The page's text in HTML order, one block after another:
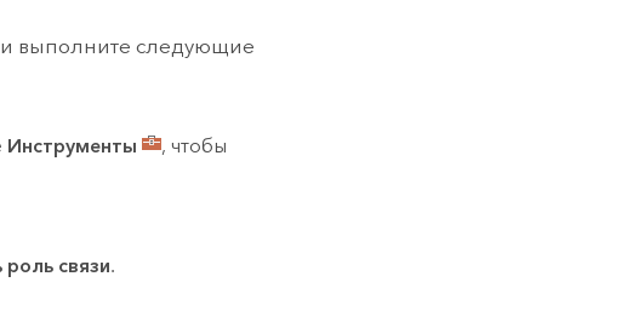
выполните следующие
Инструменты
, чтобы
роль связи.